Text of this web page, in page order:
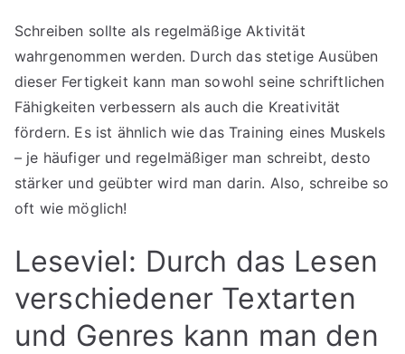
Schreiben sollte als regelmäßige Aktivität
wahrgenommen werden. Durch das stetige Ausüben
dieser Fertigkeit kann man sowohl seine schriftlichen
Fähigkeiten verbessern als auch die Kreativität
fördern. Es ist ähnlich wie das Training eines Muskels
– je häufiger und regelmäßiger man schreibt, desto
stärker und geübter wird man darin. Also, schreibe so
oft wie möglich!
Leseviel: Durch das Lesen
verschiedener Textarten
und Genres kann man den